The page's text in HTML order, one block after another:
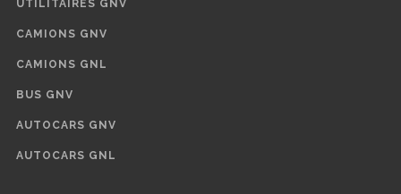
UTILITAIRES GNV
CAMIONS GNV
CAMIONS GNL
BUS GNV
AUTOCARS GNV
AUTOCARS GNL